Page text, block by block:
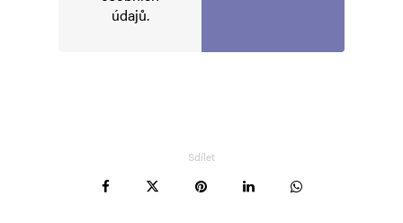
údajů.
Sdílet